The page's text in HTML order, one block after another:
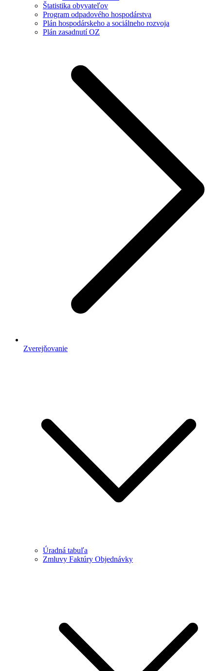
Štatistika obyvateľov
Program odpadového hospodárstva
Plán hospodárskeho a sociálneho rozvoja
Plán zasadnutí OZ
Zverejňovanie
Úradná tabuľa
Zmluvy Faktúry Objednávky